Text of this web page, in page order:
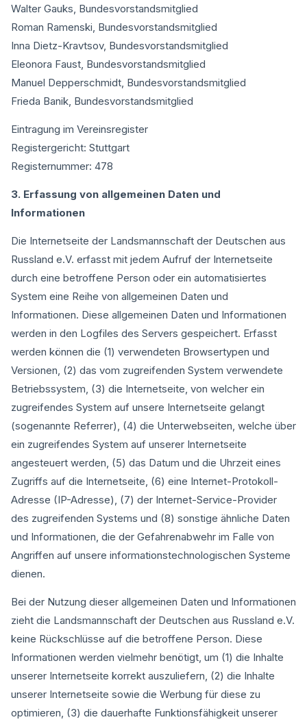
Walter Gauks, Bundesvorstandsmitglied
Roman Ramenski, Bundesvorstandsmitglied
Inna Dietz-Kravtsov, Bundesvorstandsmitglied
Eleonora Faust, Bundesvorstandsmitglied
Manuel Depperschmidt, Bundesvorstandsmitglied
Frieda Banik, Bundesvorstandsmitglied
Eintragung im Vereinsregister
Registergericht: Stuttgart
Registernummer: 478
3. Erfassung von allgemeinen Daten und
Informationen
Die Internetseite der Landsmannschaft der Deutschen aus
Russland e.V. erfasst mit jedem Aufruf der Internetseite
durch eine betroffene Person oder ein automatisiertes
System eine Reihe von allgemeinen Daten und
Informationen. Diese allgemeinen Daten und Informationen
werden in den Logfiles des Servers gespeichert. Erfasst
werden können die (1) verwendeten Browsertypen und
Versionen, (2) das vom zugreifenden System verwendete
Betriebssystem, (3) die Internetseite, von welcher ein
zugreifendes System auf unsere Internetseite gelangt
(sogenannte Referrer), (4) die Unterwebseiten, welche über
ein zugreifendes System auf unserer Internetseite
angesteuert werden, (5) das Datum und die Uhrzeit eines
Zugriffs auf die Internetseite, (6) eine Internet-Protokoll-
Adresse (IP-Adresse), (7) der Internet-Service-Provider
des zugreifenden Systems und (8) sonstige ähnliche Daten
und Informationen, die der Gefahrenabwehr im Falle von
Angriffen auf unsere informationstechnologischen Systeme
dienen.
Bei der Nutzung dieser allgemeinen Daten und Informationen
zieht die Landsmannschaft der Deutschen aus Russland e.V.
keine Rückschlüsse auf die betroffene Person. Diese
Informationen werden vielmehr benötigt, um (1) die Inhalte
unserer Internetseite korrekt auszuliefern, (2) die Inhalte
unserer Internetseite sowie die Werbung für diese zu
optimieren, (3) die dauerhafte Funktionsfähigkeit unserer